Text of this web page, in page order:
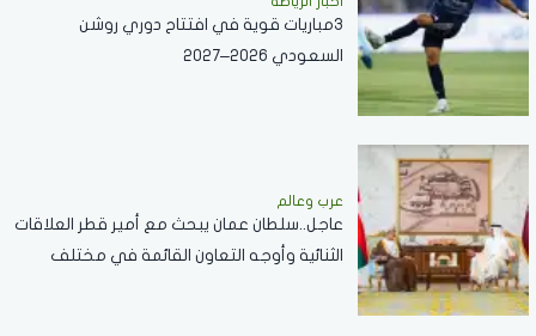
3مباريات قوية في افتتاح دوري روشن
السعودي 2026–2027
عرب وعالم
عاجل..سلطان عمان يبحث مع أمير قطر العلاقات
الثنائية وأوجه التعاون القائمة في مختلف